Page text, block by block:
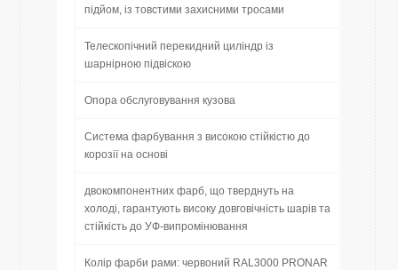
підйом, із товстими захисними тросами
Телескопічний перекидний циліндр із
шарнірною підвіскою
Опора обслуговування кузова
Система фарбування з високою стійкістю до
корозії на основі
двокомпонентних фарб, що тверднуть на
холоді, гарантують високу довговічність шарів та
стійкість до УФ-випромінювання
Колір фарби рами: червоний RAL3000 PRONAR